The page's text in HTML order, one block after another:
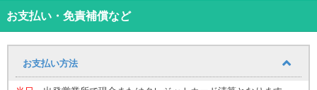
【ペット同乗(ゲージ利用)不可】
弊社レンタカーをご利用の際は、愛犬・愛猫等の動物との同乗一切
願い申し上げます。
お支払い・免責補償など
お支払い方法